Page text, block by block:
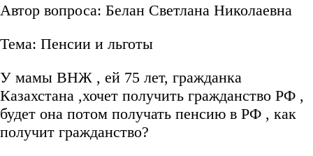
Автор вопроса: Белан Светлана Николаевна
Тема: Пенсии и льготы
У мамы ВНЖ , ей 75 лет, гражданка
Казахстана ,хочет получить гражданство РФ ,
будет она потом получать пенсию в РФ , как
получит гражданство?